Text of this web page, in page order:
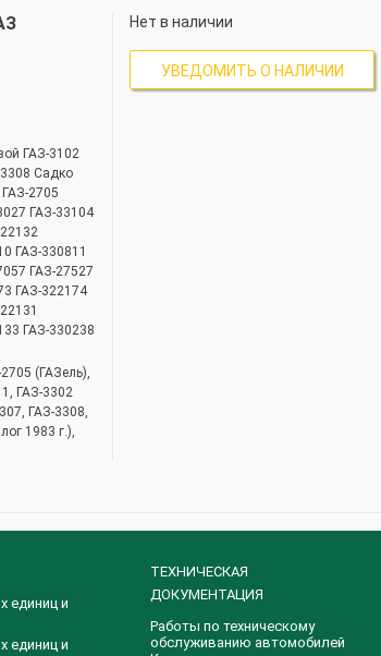
ГАЗ-3102
Садко
2705
ГАЗ-33104
ГАЗ-330811
ГАЗ-27527
ГАЗ-322174
ГАЗ-330238
(ГАЗель),
ГАЗ-3302
ГАЗ-3308,
1983 г.),
Нет в наличии
УВЕДОМИТЬ О НАЛИЧИИ
единиц и
единиц и
ТЕХНИЧЕСКАЯ
ДОКУМЕНТАЦИЯ
Работы по техническому
обслуживанию автомобилей